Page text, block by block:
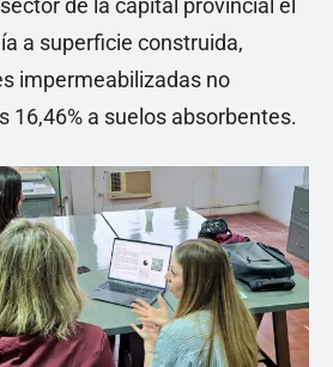
de la capital provincial el
a superficie construida,
impermeabilizadas no
16,46% a suelos absorbentes.